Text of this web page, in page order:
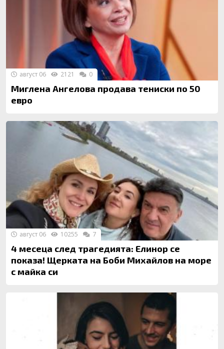
Миглена Ангелова продава тениски по 50
евро
август 06 2121 0
4 месеца след трагедията: Елинор се
показа! Щерката на Боби Михайлов на море
с майка си
август 06 10255 7